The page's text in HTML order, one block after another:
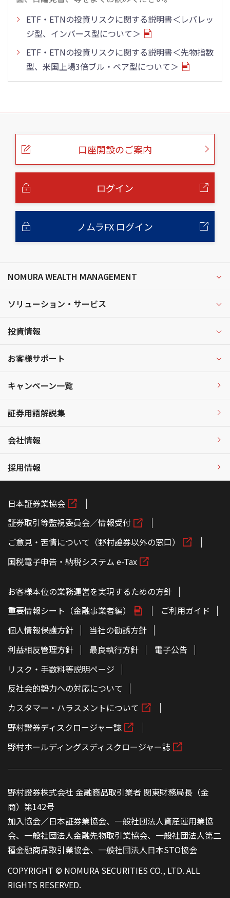
ETF・ETNの投資リスクに関する説明書＜レバレッ
ジ型、インバース型について＞
ETF・ETNの投資リスクに関する説明書＜先物指数
型、米国上場3倍ブル・ベア型について＞
こ
口座開設のご案内
ログイン
ノムラFX ログイン
NOMURA WEALTH MANAGEMENT
ソリューション・サービス
投資情報
お客様サポート
キャンペーン一覧
証券用語解説集
会社情報
採用情報
日本証券業協会
証券取引等監視委員会／情報受付
ご意見・苦情について（野村證券以外の窓口）
国税電子申告・納税システム e-Tax
お客様本位の業務運営を実現するための方針
重要情報シート（金融事業者編）
ご利用ガイド
個人情報保護方針
当社の勧誘方針
利益相反管理方針
最良執行方針
電子公告
リスク・手数料等説明ページ
反社会的勢力への対応について
カスタマー・ハラスメントについて
野村證券ディスクロージャー誌
野村ホールディングスディスクロージャー誌
野村證券株式会社 金融商品取引業者 関東財務局長（金
商）第142号
加入協会／日本証券業協会、一般社団法人資産運用業協
会、一般社団法人金融先物取引業協会、一般社団法人第二
種金融商品取引業協会、一般社団法人日本STO協会
COPYRIGHT © NOMURA SECURITIES CO., LTD. ALL
RIGHTS RESERVED.